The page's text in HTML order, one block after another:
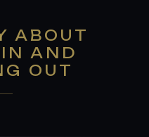
ABOUT
AND
OUT